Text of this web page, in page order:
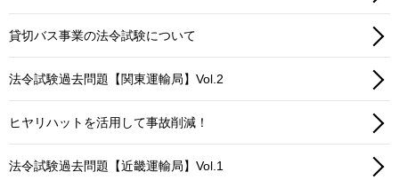
貸切バス事業の法令試験について
法令試験過去問題【関東運輸局】Vol.2
ヒヤリハットを活用して事故削減！
法令試験過去問題【近畿運輸局】Vol.1